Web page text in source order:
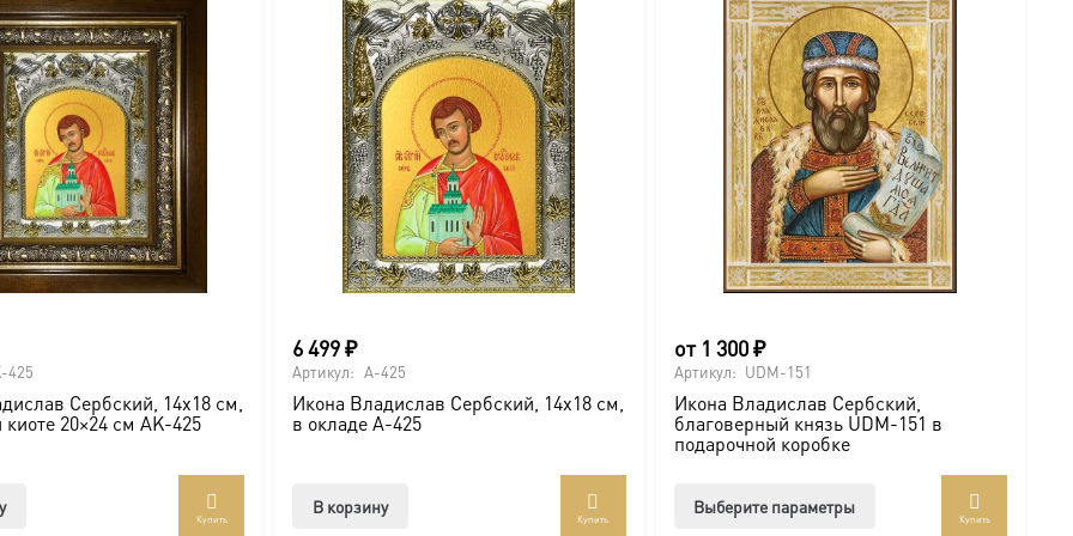
образов покровителей семьи).
Также можно заказать икону в окладе и киоте.
под заказ по вашим размерам.
ikonaspas
425
Сербский, 14х18 см,
киоте 20×24 см AK-425
Купить
6 499₽
Артикул: A-425
Икона Владислав Сербский, 14х18 см,
в окладе A-425
В корзину
Купить
от 1 300₽
Артикул: UDM-151
Икона Владислав Сербский,
благоверный князь UDM-151 в
подарочной коробке
Выберите параметры
Купить